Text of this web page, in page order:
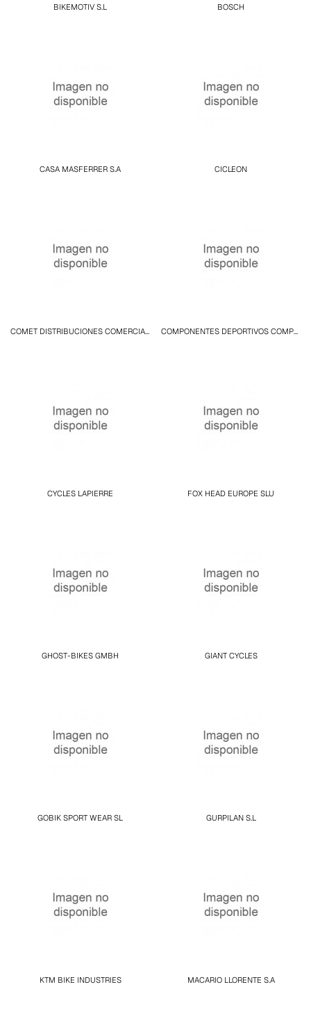
BIKEMOTIV S.L BOSCH
CASA MASFERRER S.A CICLEON
COMET DISTRIBUCIONES COMERCIALES S.L.U COMPONENTES DEPORTIVOS COMPETICION S.L
CYCLES LAPIERRE FOX HEAD EUROPE SLU
GHOST-BIKES GMBH GIANT CYCLES
GOBIK SPORT WEAR SL GURPILAN S.L
KTM BIKE INDUSTRIES MACARIO LLORENTE S.A